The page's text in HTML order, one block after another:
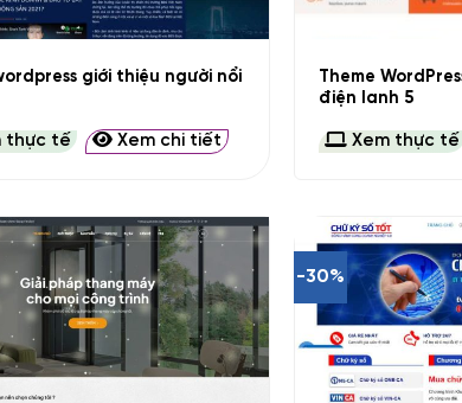
giới thiệu người nổi
thực tế Xem chi tiết
Theme
điện lanh 5
Xem thực tế
-30%